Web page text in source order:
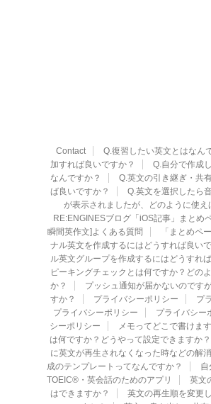
Contact
Q.復習したい英文とはなん
加すれば良いですか？
Q.自分で作成
なんですか？
Q.英文の引き継ぎ・共
ば良いですか？
Q.英文を選択したら
が表示されましたが、どのように使え
RE:ENGINESブログ「iOS記事」まとめ
瞬間英作文]よくある質問
「まとめペ
ナル英文を作成するにはどうすれば良い
ル英文グループを作成するにはどうすれ
ピーキングチェックとは何ですか？どの
か？
プッシュ通知が届かないのです
すか？
プライバシーポリシー
プ
プライバシーポリシー
プライバシー
シーポリシー
メモってどこで書けま
は何ですか？どうやって設定できますか？
に英文が再生されなくなった時などの解
成のテンプレートってなんですか？
自
TOEIC®・英会話のためのアプリ
英文
はできますか？
英文の再生順を変更